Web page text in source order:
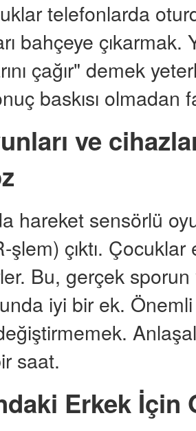
telefonlarda
bahçeye çıkarmak.
çağır" demek
baskısı olmadan
ve
hareket sensörlü
şlem) çıktı.
Bu, gerçek
iyi bir ek.
saat.
Erkek İçin